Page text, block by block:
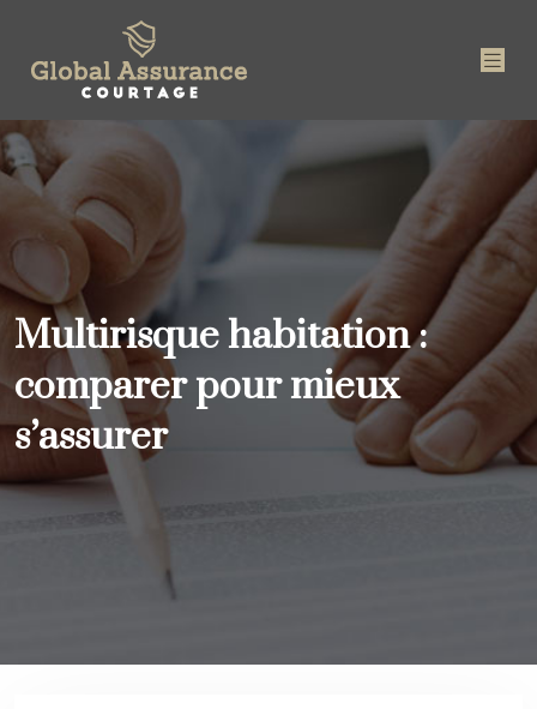
Multirisque habitation :
comparer pour mieux
s’assurer